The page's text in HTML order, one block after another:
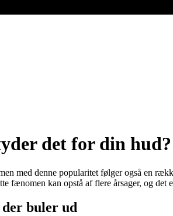
det for din hud?
med denne popularitet følger også en
fænomen kan opstå af flere årsager, og det
der buler ud